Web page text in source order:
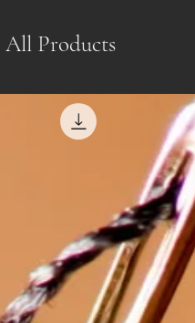
All Products